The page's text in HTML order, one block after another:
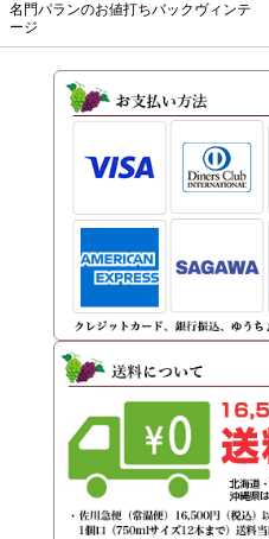
名門パランのお値打ちバックヴィンテ
ージ